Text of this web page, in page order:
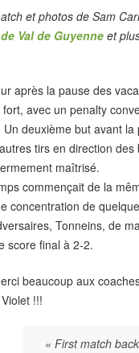
et photos de Sam
Val de Guyenne et
après la pause des
avec un penalty
deuxième but avant la
tirs en direction des
maîtrisé.
commençait de la
concentration de
Tonneins, de
score final à 2-2.
beaucoup aux
!!!
« First match